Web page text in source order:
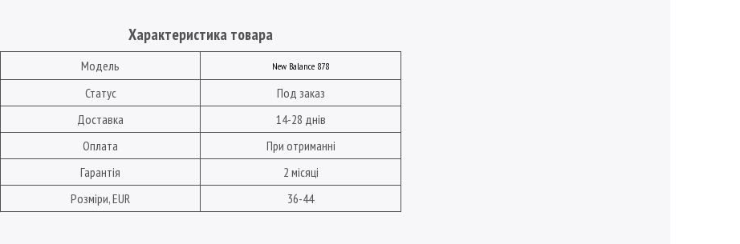
Характеристика товара
Модель New Balance 878
Статус
Под заказ
Доставка
14-28 днів
Оплата
При отриманні
Гарантія
2 місяці
Розміри, EUR
36-44